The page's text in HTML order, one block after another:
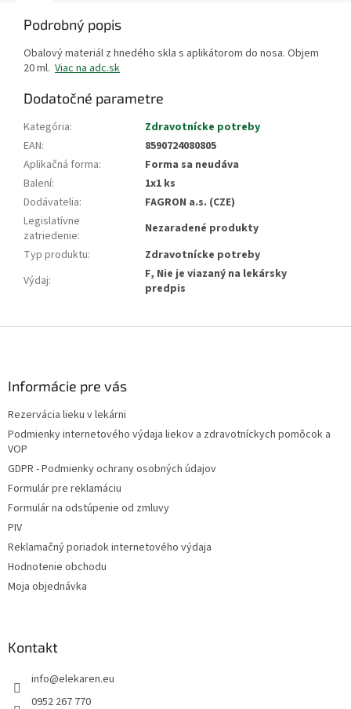
Podrobný popis
Obalový materiál z hnedého skla s aplikátorom do nosa. Objem
20 ml. Viac na adc.sk
Dodatočné parametre
Kategória:
Zdravotnícke potreby
EAN:
8590724080805
Aplikačná forma:
Forma sa neudáva
Balení:
1x1 ks
Dodávatelia:
FAGRON a.s. (CZE)
Legislatívne
zatriedenie:
Nezaradené produkty
Typ produktu:
Zdravotnícke potreby
Výdaj:
F, Nie je viazaný na lekársky
predpis
Informácie pre vás
Rezervácia lieku v lekárni
Podmienky internetového výdaja liekov a zdravotníckych pomôcok a
VOP
GDPR - Podmienky ochrany osobných údajov
Formulár pre reklamáciu
Formulár na odstúpenie od zmluvy
PIV
Reklamačný poriadok internetového výdaja
Hodnotenie obchodu
Moja objednávka
Kontakt
info@elekaren.eu
0952 267 770